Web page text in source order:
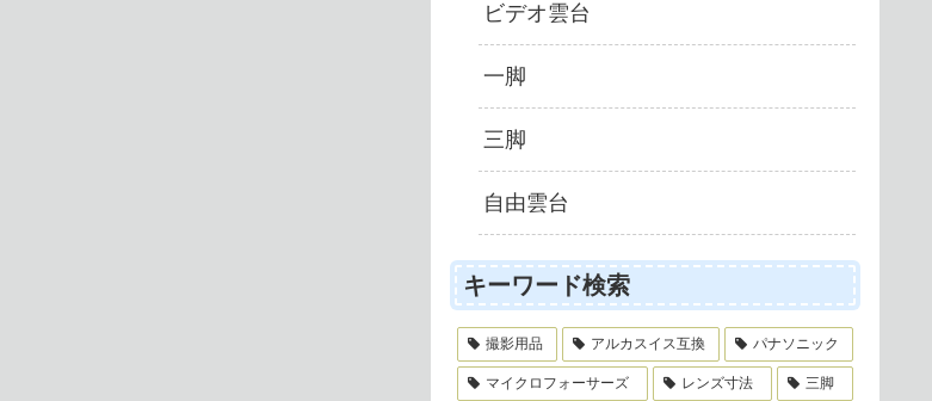
ビデオ雲台
一脚
三脚
自由雲台
キーワード検索
撮影用品 アルカスイス互換 パナソニック
マイクロフォーサーズ レンズ寸法 三脚